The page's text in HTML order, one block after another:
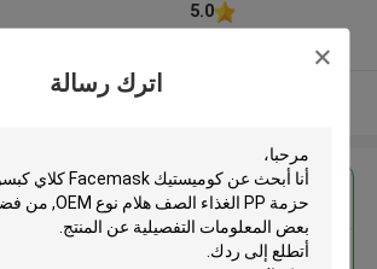
اترك رسالة
5.0
عرض المزيد
احصل على افضل سعر